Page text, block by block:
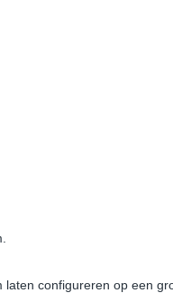
laten configureren op een